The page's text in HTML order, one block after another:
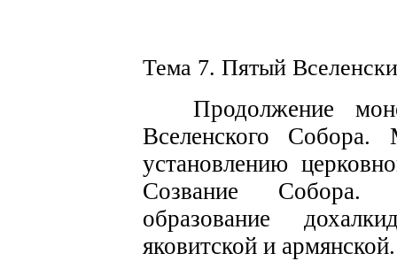
Тема 7. Пятый Вселенс
Продолжение
Вселенского Собора.
установлению
Созвание Собора.
образование
яковитской и армянской.